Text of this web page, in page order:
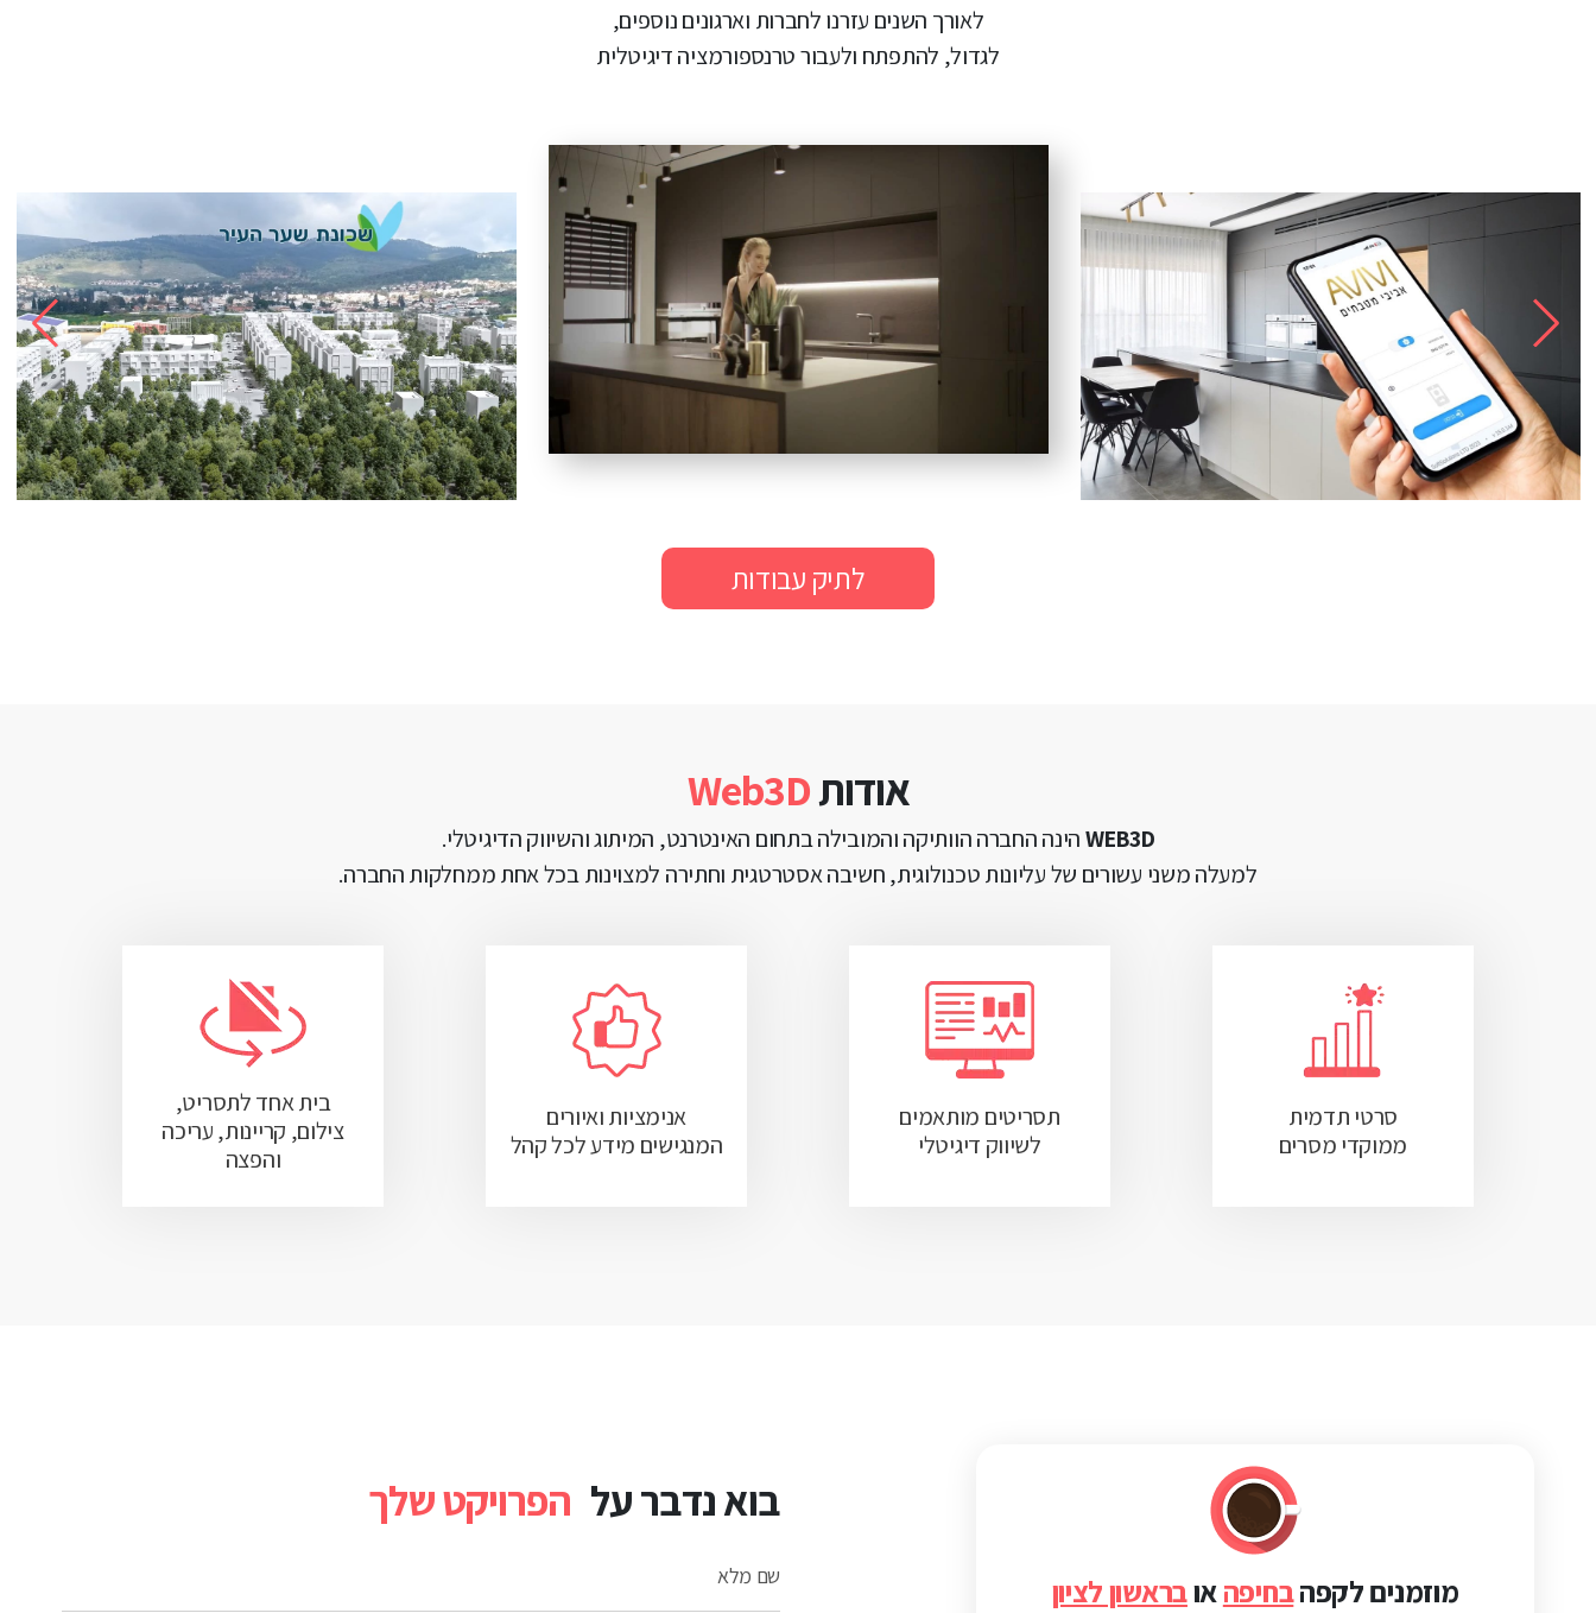
לאורך השנים עזרנו לחברות וארגונים נוספים,
לגדול, להתפתח ולעבור טרנספורמציה דיגיטלית
לתיק עבודות
אודותWeb3D
WEB3Dהינה החברה הוותיקה והמובילה בתחום האינטרנט, המיתוג והשיווק הדיגיטלי.
למעלה משני עשורים של עליונות טכנולוגית, חשיבה אסטרטגית וחתירה למצוינות בכל אחת ממחלקות החברה.
סרטי תדמית
ממוקדי מסרים
תסריטים מותאמים
לשיווק דיגיטלי
אנימציות ואיורים
המנגישים מידע לכל קהל
בית אחד לתסריט,
צילום, קריינות, עריכה
והפצה
בוא נדבר על הפרויקט שלך
שם מלא מוזמנים לקפהבחיפהאובראשון לציון